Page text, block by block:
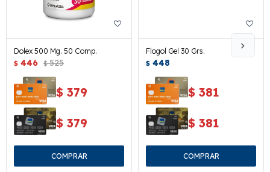
Dolex 500 Mg. 50 Comp.
$ 446 $ 525
$ 379
$ 379
Flogol Gel 30 Grs.
$ 448
$ 381
$ 381